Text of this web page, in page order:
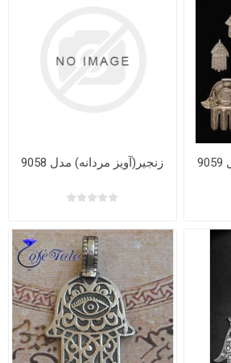
زنجیر(آویز مردانه) مدل 9058